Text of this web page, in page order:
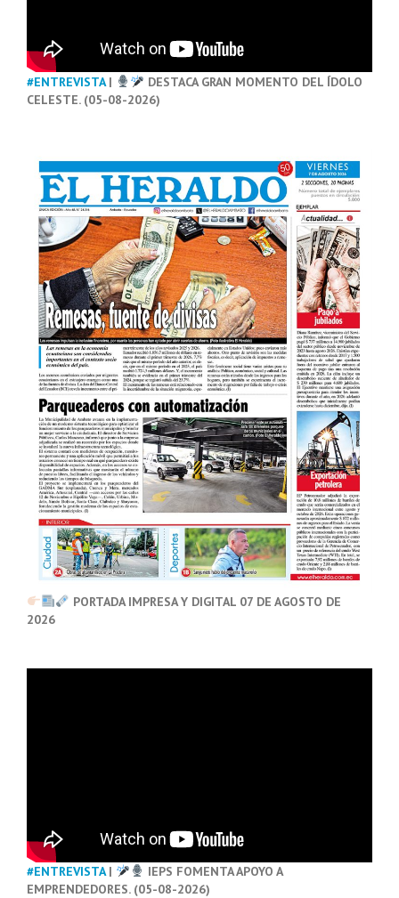
#ENTREVISTA|
DESTACA GRAN MOMENTO DEL ÍDOLO
CELESTE. (05-08-2026)
PORTADA IMPRESA Y DIGITAL 07 DE AGOSTO DE
2026
#ENTREVISTA|
IEPS FOMENTA APOYO A
EMPRENDEDORES. (05-08-2026)